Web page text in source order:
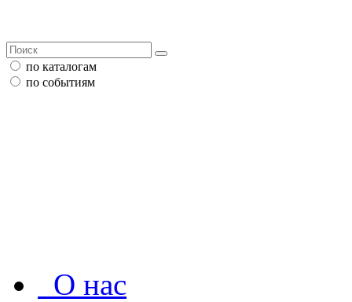
по каталогам
по событиям
О нас